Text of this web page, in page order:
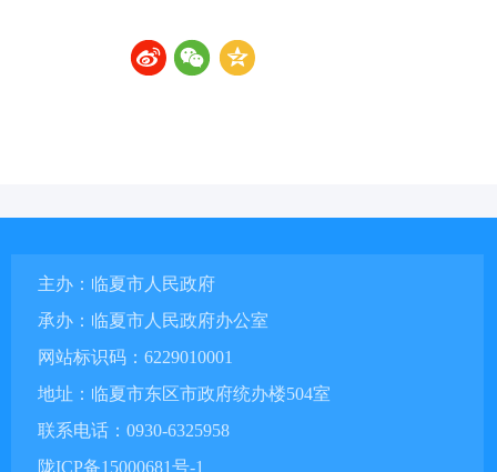
主办：临夏市人民政府
承办：临夏市人民政府办公室
网站标识码：6229010001
地址：临夏市东区市政府统办楼504室
联系电话：0930-6325958
陇ICP备15000681号-1